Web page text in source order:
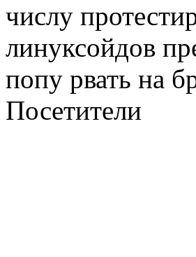
числу
линуксойдов
попу рвать на
Посетители